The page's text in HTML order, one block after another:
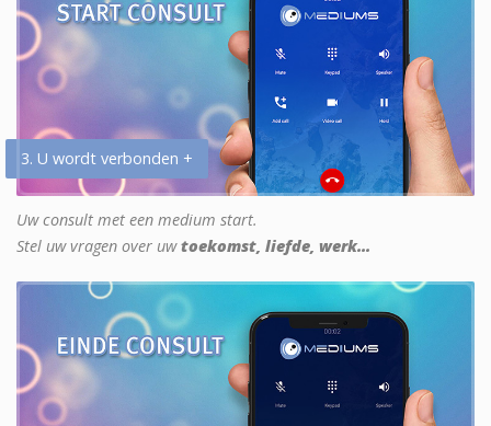
3. U wordt verbonden +
Uw consult met een medium start.
Stel uw vragen over uwtoekomst, liefde, werk...